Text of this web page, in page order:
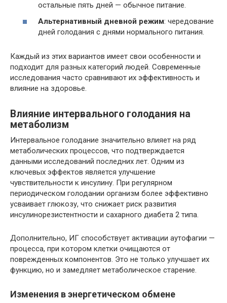
остальные пять дней — обычное питание.
Альтернативный дневной режим: чередование
дней голодания с днями нормального питания.
Каждый из этих вариантов имеет свои особенности и
подходит для разных категорий людей. Современные
исследования часто сравнивают их эффективность и
влияние на здоровье.
Влияние интервального голодания на
метаболизм
Интервальное голодание значительно влияет на ряд
метаболических процессов, что подтверждается
данными исследований последних лет. Одним из
ключевых эффектов является улучшение
чувствительности к инсулину. При регулярном
периодическом голодании организм более эффективно
усваивает глюкозу, что снижает риск развития
инсулинорезистентности и сахарного диабета 2 типа.
Дополнительно, ИГ способствует активации аутофагии —
процесса, при котором клетки очищаются от
поврежденных компонентов. Это не только улучшает их
функцию, но и замедляет метаболическое старение.
Изменения в энергетическом обмене